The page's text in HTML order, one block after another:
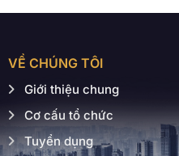
VỀ CHÚNG TÔI
Giới thiệu chung
Cơ cấu tổ chức
Tuyển dụng